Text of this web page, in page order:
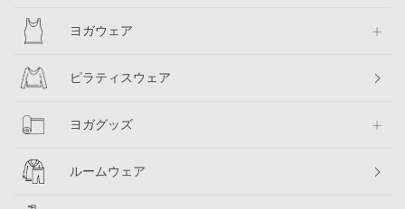
ヨガウェア
ピラティスウェア
ヨガグッズ
ルームウェア